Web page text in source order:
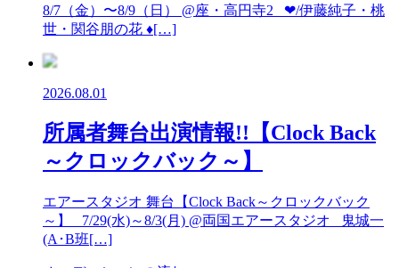
8/7（金）〜8/9（日） @座・高円寺2 ❤︎/伊藤純子・桃
世・関谷朋の花 ♦︎[…]
2026.08.01
所属者舞台出演情報!!【Clock Back
～クロックバック～】
エアースタジオ 舞台【Clock Back～クロックバック
～】 7/29(水)～8/3(月) @両国エアースタジオ 鬼城一
(A･B班[…]